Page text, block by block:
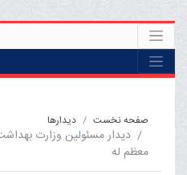
صفحه نخست ديدارها
دیدار مسئولین وزارت
معظم له